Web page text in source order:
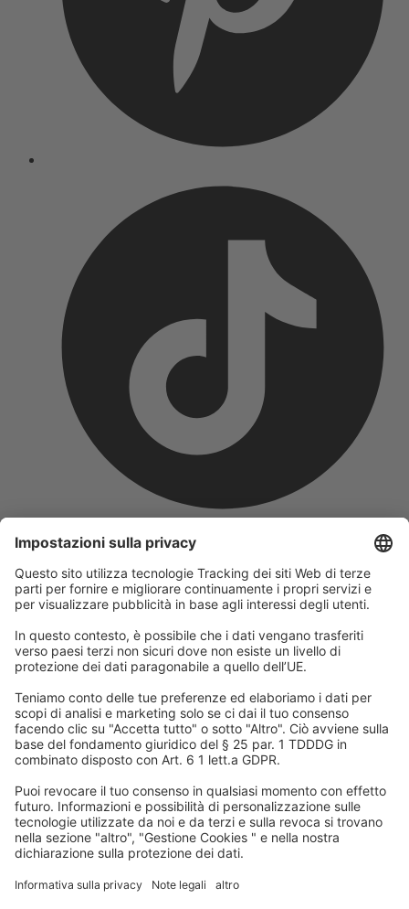
L'azienda
Facciamo parte del Gruppo REWE e della sua divisione turistica
DERTOUR Group. Questo ci rende uno dei maggiori gruppi
turistici in Europa.
© 2026A-ROSA Hotels
Stampa
Protezione dei dati